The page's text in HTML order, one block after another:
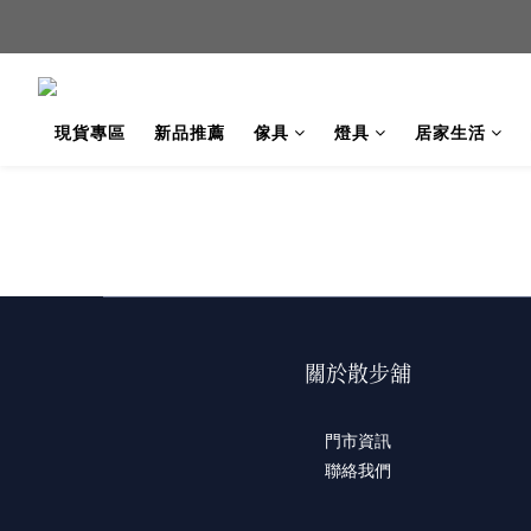
新
現貨專區 新品推薦 傢具 燈具 居家生活
關於散步舖
門市資訊
聯絡我們